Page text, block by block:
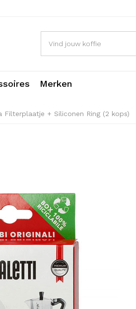
Merken
Filterplaatje + Siliconen Ring (2 kops)